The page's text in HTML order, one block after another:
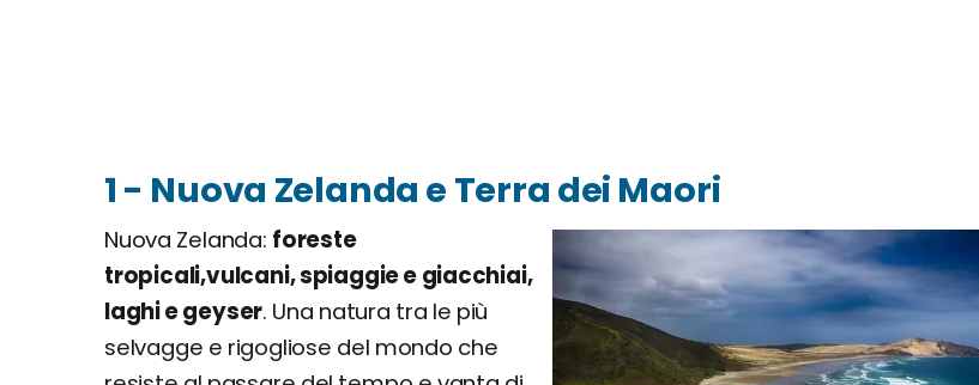
1 - Nuova Zelanda e Terra dei Maori
Nuova Zelanda: foreste
tropicali,vulcani, spiaggie e giacchiai,
laghi e geyser. Una natura tra le più
selvagge e rigogliose del mondo che